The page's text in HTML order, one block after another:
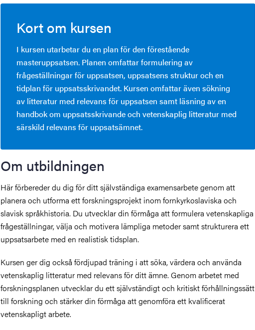
Kort om kursen
I kursen utarbetar du en plan för den förestående
masteruppsatsen. Planen omfattar formulering av
frågeställningar för uppsatsen, uppsatsens struktur och en
tidplan för uppsatsskrivandet. Kursen omfattar även sökning
av litteratur med relevans för uppsatsen samt läsning av en
handbok om uppsatsskrivande och vetenskaplig litteratur med
särskild relevans för uppsatsämnet.
Om utbildningen
Här förbereder du dig för ditt självständiga examensarbete genom att
planera och utforma ett forskningsprojekt inom fornkyrkoslaviska och
slavisk språkhistoria. Du utvecklar din förmåga att formulera vetenskapliga
frågeställningar, välja och motivera lämpliga metoder samt strukturera ett
uppsatsarbete med en realistisk tidsplan.
Kursen ger dig också fördjupad träning i att söka, värdera och använda
vetenskaplig litteratur med relevans för ditt ämne. Genom arbetet med
forskningsplanen utvecklar du ett självständigt och kritiskt förhållningssätt
till forskning och stärker din förmåga att genomföra ett kvalificerat
vetenskapligt arbete.